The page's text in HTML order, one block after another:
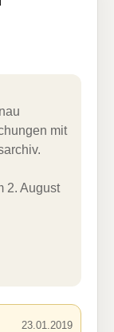
mit
2. August
23.01.2019